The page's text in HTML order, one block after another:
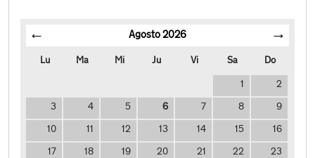
Agosto 2026
Lu Ma Mi Ju Vi Sa Do
1 2
3 4 5 6 7 8 9
10 11 12 13 14 15 16
17 18 19 20 21 22 23